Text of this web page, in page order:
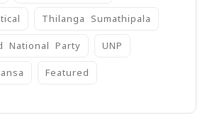
Thilanga Sumathipala
National Party UNP
‍Featured